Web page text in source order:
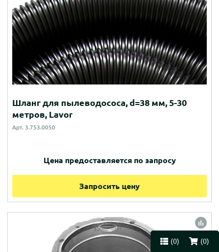
(0) (0)
Шланг для пылеводососа, d=38 мм, 5-30
метров, Lavor
Арт. 3.753.0050
Цена предоставляется по запросу
Запросить цену